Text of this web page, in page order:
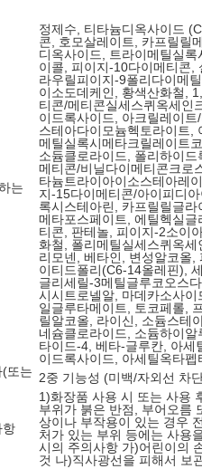
는
정제수, 티타늄디옥사이드
콘, 호모살레이트, 카프릴릴
디옥사이드, 트라이메틸실
이콜, 피이지-10다이메티콘,
라우릴피이지-9폴리다이메
이소도데케인, 황색산화철,
티콘/메티콘실세스퀴옥세인
이드록사이드, 아크릴레이
스테아다이모늄헥토라이트,
메틸실록시메타크릴레이트
소듐클로라이드, 폴리하이
메티콘/비닐다이메티콘크로
타늄트라이아이소스테아레
지-15다이메티콘/아이피디
록시스테아린, 카프릴릴글
메타포스페이트, 에틸헥실
티콘, 판테놀, 피이지-2소이
화철, 폴리메틸실세스퀴옥세
리모넨, 베타인, 변성알코올,
이티드폴리(C6-14올레핀),
글리세릴-3메틸글루코오스
시시트로넬알, 마데카소사
일글루타메이트, 토코페롤,
릴알코올, 라이신, 소듐스테
네슘클로라이드, 소듐하이
타이드-4, 베타-글루칸, 아세
이드록사이드, 아세틸옥타펩
또는 2중 기능성 (미백/자외선 차
항
1)화장품 사용 시 또는 사용
부위가 붉은 반점, 부어오름
상이나 부작용이 있는 경우
처가 있는 부위 등에는 사용
시의 주의사항 가)어린이의
것 나)직사광선을 피해서 보